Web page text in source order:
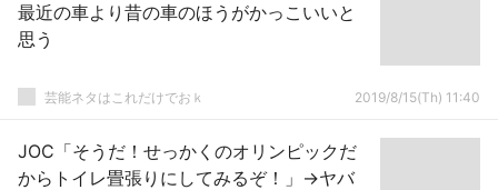
最近の車より昔の車のほうがかっこいいと
思う
芸能ネタはこれだけでおｋ 2019/8/15(Th) 11:40
JOC「そうだ！せっかくのオリンピックだ
からトイレ畳張りにしてみるぞ！」→ヤバ